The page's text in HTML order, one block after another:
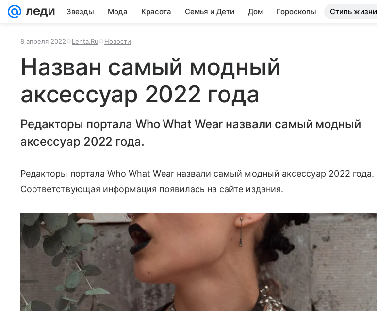
Звезды Мода Красота Семья и Дети Дом Гороскопы Стиль жизни
8 апреля 2022 Lenta.Ru Новости
Назван самый модный
аксессуар 2022 года
Редакторы портала Who What Wear назвали самый модный
аксессуар 2022 года.
Редакторы портала Who What Wear назвали самый модный аксессуар 2022 года.
Соответствующая информация появилась на сайте издания.